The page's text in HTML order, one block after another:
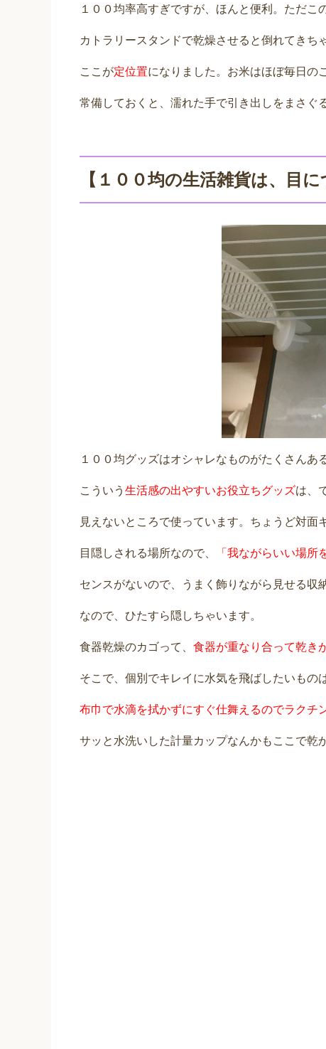
１００均率高すぎですが、ほんと便利。ただこ
カトラリースタンドで乾燥させると倒れてきち
ここが定位置になりました。お米はほぼ毎日の
常備しておくと、濡れた手で引き出しをまさぐ
【１００均の生活雑貨は、目
１００均グッズはオシャレなものがたくさんあ
こういう 生活感の出やすいお役立ちグッズは、
見えないところで使っています。ちょうど対面
目隠しされる場所なので、 「我ながらいい場所
センスがないので、うまく飾りながら見せる収
なので、ひたすら隠しちゃいます。
食器乾燥のカゴって、 食器が重なり合って乾き
そこで、個別でキレイに水気を飛ばしたいもの
布巾で水滴を拭かずにすぐ仕舞えるのでラクチ
サッと水洗いした計量カップなんかもここで乾